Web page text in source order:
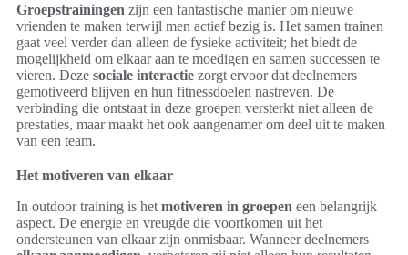
Groepstrainingen zijn een fantastische manier om nieuwe
vrienden te maken terwijl men actief bezig is. Het samen trainen
gaat veel verder dan alleen de fysieke activiteit; het biedt de
mogelijkheid om elkaar aan te moedigen en samen successen te
vieren. Deze sociale interactie zorgt ervoor dat deelnemers
gemotiveerd blijven en hun fitnessdoelen nastreven. De
verbinding die ontstaat in deze groepen versterkt niet alleen de
prestaties, maar maakt het ook aangenamer om deel uit te maken
van een team.
Het motiveren van elkaar
In outdoor training is het motiveren in groepen een belangrijk
aspect. De energie en vreugde die voortkomen uit het
ondersteunen van elkaar zijn onmisbaar. Wanneer deelnemers